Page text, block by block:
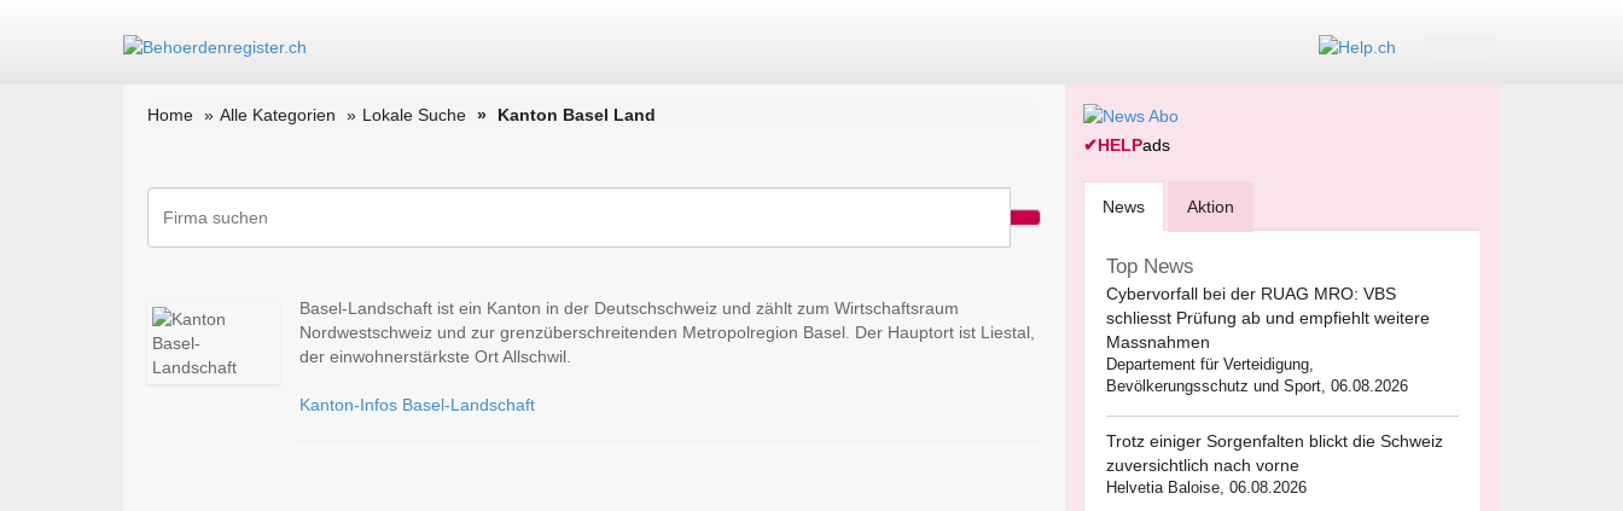
Home Alle Kategorien Lokale Suche Kanton Basel Land
Basel-Landschaft ist ein Kanton in der Deutschschweiz und zählt zum Wirtschaftsraum
Nordwestschweiz und zur grenzüberschreitenden Metropolregion Basel. Der Hauptort ist Liestal,
der einwohnerstärkste Ort Allschwil.
Kanton-Infos Basel-Landschaft
✔HELPads
News Aktion
Top News
Cybervorfall bei der RUAG MRO: VBS
schliesst Prüfung ab und empfiehlt weitere
Massnahmen
Departement für Verteidigung,
Bevölkerungsschutz und Sport, 06.08.2026
Trotz einiger Sorgenfalten blickt die Schweiz
zuversichtlich nach vorne
Helvetia Baloise, 06.08.2026